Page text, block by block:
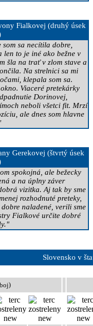
Fialkovej (druhý úsek
sa necítila dobre,
len to je iné ako bežne v
šla na trať v zlom stave a
Na strelnici sa mi
klepala som sa.
Viaceré pretekárky
Dorinovej,
neboli všetci fit. Mrzí
ale dnes som hlavne
Gerekovej (štvrtý úsek
spokojná, ale bežecky
a na úplny záver
vizitka. Aj tak by sme
rozhodnuté preteky,
naladené, verili sme
Fialkové určite dobré
Slovensko v
)